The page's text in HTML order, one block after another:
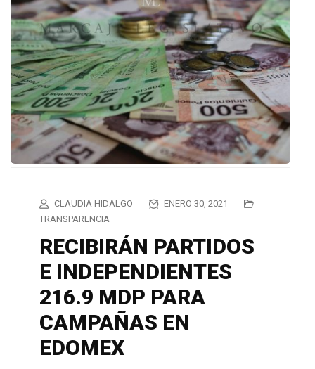
CLAUDIA HIDALGO
ENERO 30, 2021
TRANSPARENCIA
RECIBIRÁN PARTIDOS
E INDEPENDIENTES
216.9 MDP PARA
CAMPAÑAS EN
EDOMEX